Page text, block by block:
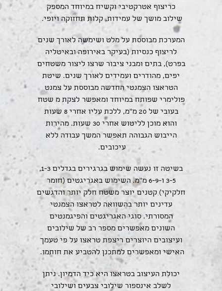
כריצוף אטרקטיבי וקשיח במיוחד המספק
שילוב מושך של עמידות, קלות תחזוקה ויופי.
המערכת מבוססת על מלט ושימשה לאורך שנים
לריצוף כנסיות (בעיקר באירופה ובאיטליה
בפרט), בתים ומבני ציבור שרצו ליצור משטחים
יפים, מהודרים ועמידים לאורך שנים. שיטת
הטראצו הצמנטי החדשה מבוססת על צמנט
פולימרי שפותח במיוחד ומאפשר לצקת מ שטח
בעובי של 20 מ''מ, ללכת עליו אחרי 8 שעות
והוא מוכן לליטוש אחרי 30 שעות. מהירות
הייבוש הגבוהה תאפשר המשך עבודה ללא
עיכובים.
בשיטה זו נעשה שימוש בגרגירים בגדלים 1-3,
3-5 ו-6-9 מ''מ. השימוש באגריגטים (חומר
חלקיקי) קטנים יוצר משטח חלק יותר והדגשים
עדינים יותר בהשוואה לטראצו הצמנטי
המסורתי. סוגי האגריגטים והפיגמנטים
השונים מאפשרים מספר רב של שילובים
ועיצובים היוצרים ריצפת טראצו על פי טעמך
האישי ומאפשרים למתכנן להטביע את חותמו.
יכולת העיצוב בטראצו היא כיד הדמיון. ניתן
לשלב אינספור שילובי צבעים ושילובי